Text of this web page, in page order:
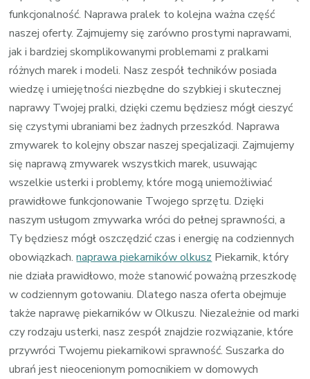
funkcjonalność. Naprawa pralek to kolejna ważna część
naszej oferty. Zajmujemy się zarówno prostymi naprawami,
jak i bardziej skomplikowanymi problemami z pralkami
różnych marek i modeli. Nasz zespół techników posiada
wiedzę i umiejętności niezbędne do szybkiej i skutecznej
naprawy Twojej pralki, dzięki czemu będziesz mógł cieszyć
się czystymi ubraniami bez żadnych przeszkód. Naprawa
zmywarek to kolejny obszar naszej specjalizacji. Zajmujemy
się naprawą zmywarek wszystkich marek, usuwając
wszelkie usterki i problemy, które mogą uniemożliwiać
prawidłowe funkcjonowanie Twojego sprzętu. Dzięki
naszym usługom zmywarka wróci do pełnej sprawności, a
Ty będziesz mógł oszczędzić czas i energię na codziennych
obowiązkach.naprawa piekarników olkusz Piekarnik, który
nie działa prawidłowo, może stanowić poważną przeszkodę
w codziennym gotowaniu. Dlatego nasza oferta obejmuje
także naprawę piekarników w Olkuszu. Niezależnie od marki
czy rodzaju usterki, nasz zespół znajdzie rozwiązanie, które
przywróci Twojemu piekarnikowi sprawność. Suszarka do
ubrań jest nieocenionym pomocnikiem w domowych